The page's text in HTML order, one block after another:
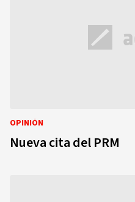
OPINIÓN
Nueva cita del PRM